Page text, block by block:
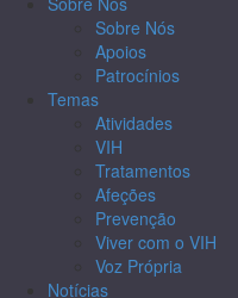
Sobre Nós
Apoios
Patrocínios
Temas
Atividades
VIH
Tratamentos
Afeções
Prevenção
Viver com o VIH
Voz Própria
Notícias